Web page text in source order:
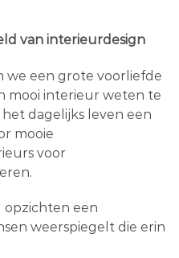
van interieurdesign
we een grote voorliefde
mooi interieur weten te
het dagelijks leven een
mooie
voor
opzichten een
weerspiegelt die erin